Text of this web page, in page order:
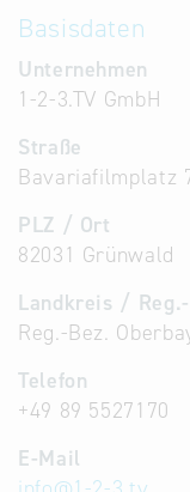
Basisdaten
Unternehmen
1-2-3.TV GmbH
Straße
Bavariafilmplatz
PLZ / Ort
82031 Grünwald
Landkreis /
Reg.-Bez.
Telefon
+49 89 5527170
E-Mail